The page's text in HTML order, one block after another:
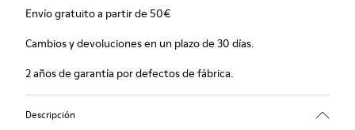
Envío gratuito a partir de 50€
Cambios y devoluciones en un plazo de 30 días.
2 años de garantía por defectos de fábrica.
Descripción